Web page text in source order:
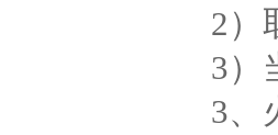
2）取
3）当
3、火